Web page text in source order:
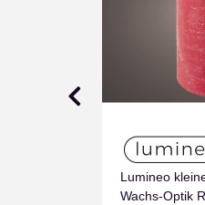
Lumineo
Wachs-Optik